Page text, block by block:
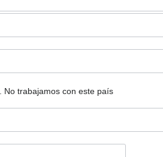
No trabajamos con este país